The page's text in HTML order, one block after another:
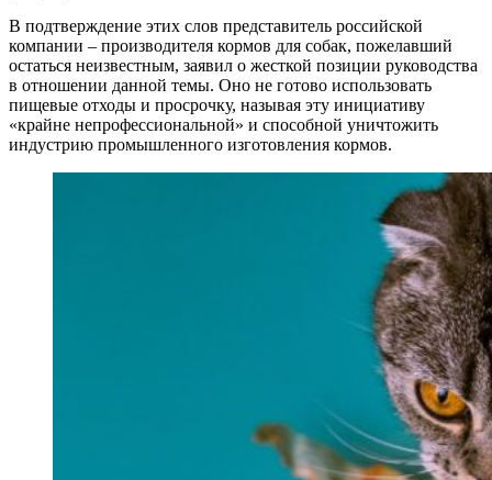
В подтверждение этих слов представитель российской
компании – производителя кормов для собак, пожелавший
остаться неизвестным, заявил о жесткой позиции руководства
в отношении данной темы. Оно не готово использовать
пищевые отходы и просрочку, называя эту инициативу
«крайне непрофессиональной» и способной уничтожить
индустрию промышленного изготовления кормов.